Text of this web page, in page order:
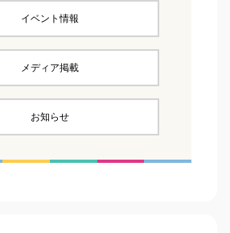
イベント情報
メディア掲載
お知らせ